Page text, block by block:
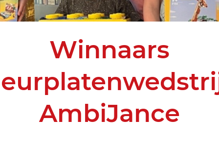
Winnaars
AmbiJance